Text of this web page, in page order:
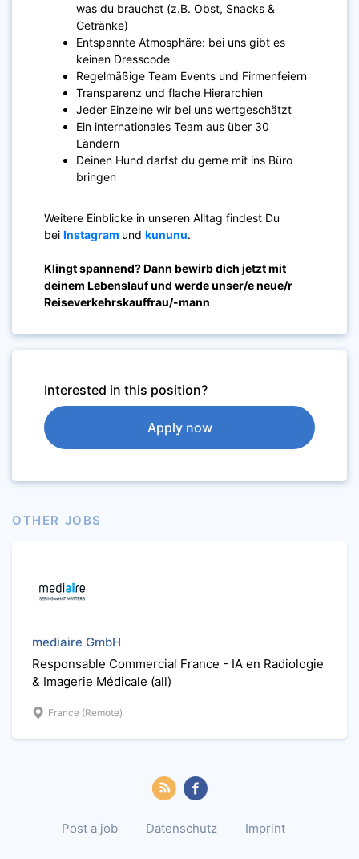
was du brauchst (z.B. Obst, Snacks &
Getränke)
Entspannte Atmosphäre: bei uns gibt es
keinen Dresscode
Regelmäßige Team Events und Firmenfeiern
Transparenz und flache Hierarchien
Jeder Einzelne wir bei uns wertgeschätzt
Ein internationales Team aus über 30
Ländern
Deinen Hund darfst du gerne mit ins Büro
bringen
Weitere Einblicke in unseren Alltag findest Du
bei Instagram und kununu.
Klingt spannend? Dann bewirb dich jetzt mit
deinem Lebenslauf und werde unser/e neue/r
Reiseverkehrskauffrau/-mann
Interested in this position?
Apply now
OTHER JOBS
mediaire GmbH
Responsable Commercial France - IA en Radiologie
& Imagerie Médicale (all)
France (Remote)
Post a job Datenschutz Imprint